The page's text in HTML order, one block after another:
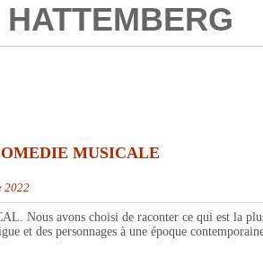
MUSICALE
2022
Nous avons choisi de raconter ce qui est la
et des personnages à une époque